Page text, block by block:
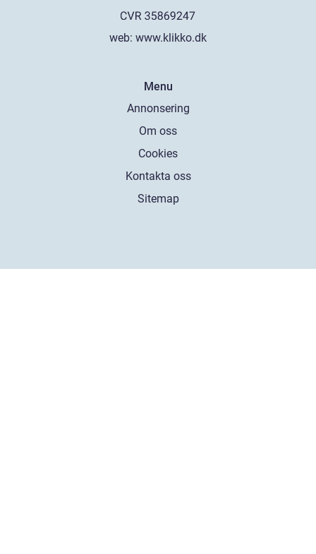
web: www.klikko.dk
Menu
Annonsering
Om oss
Cookies
Kontakta oss
Sitemap